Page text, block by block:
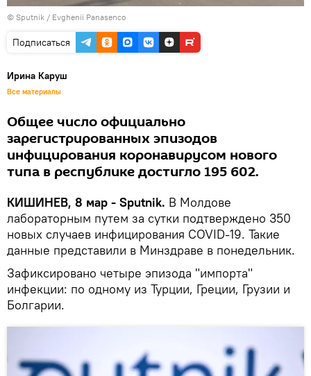
© Sputnik / Evghenii Panasenco
Подписаться
Ирина Каруш
Все материалы
Общее число официально
зарегистрированных эпизодов
инфицирования коронавирусом нового
типа в республике достигло 195 602.
КИШИНЕВ, 8 мар - Sputnik. В Молдове
лабораторным путем за сутки подтверждено 350
новых случаев инфицирования COVID-19. Такие
данные представили в Минздраве в понедельник.
Зафиксировано четыре эпизода "импорта"
инфекции: по одному из Турции, Греции, Грузии и
Болгарии.